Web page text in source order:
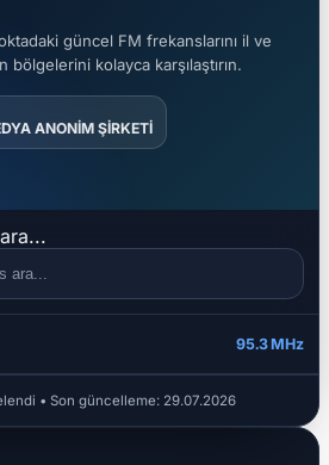
güncel FM frekanslarını il ve
bölgelerini kolayca karşılaştırın.
ANONİM ŞİRKETİ
95.3 MHz
• Son güncelleme: 29.07.2026